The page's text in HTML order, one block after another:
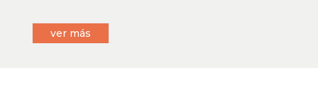
ver más